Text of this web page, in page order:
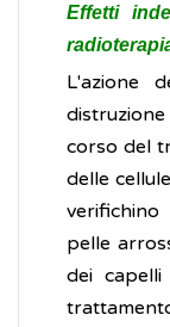
Effetti
L'azione
distruzione
corso del
delle
pelle
dei